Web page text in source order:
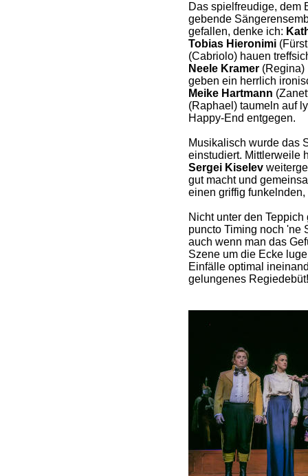
Das spielfreudige, dem
gebende
gefallen, denke ich:
Tobias Hieronimi
(Cabriolo) hauen
Neele Kramer(Regina)
geben ein herrlich
Meike Hartmann
(Raphael) taumeln auf
Happy-End entgegen.
Musikalisch wurde das
einstudiert. Mittlerweile
Sergei Kiselev
gut macht und
einen griffig
Nicht unter den
puncto Timing noch 'ne
auch wenn man das
Szene um die Ecke
Einfälle optimal
gelungenes Regiedebüt!